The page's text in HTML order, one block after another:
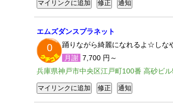
エムズダンスプラネット
0
踊りながら綺麗になれるよ☆しな
月謝 7,700 円～
兵庫県神戸市中央区江戸町100番 高砂ビ